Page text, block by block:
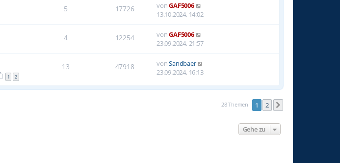
5 17726 vonGAF5006
13.10.2024, 14:02
4 12254 vonGAF5006
23.09.2024, 21:57
1 2
13 47918 vonSandbaer
23.09.2024, 16:13
28 Themen 1 2
Gehe zu